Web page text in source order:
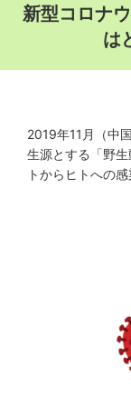
新型コロナ
は
2019年11月（中
生源とする「野
トからヒトへの